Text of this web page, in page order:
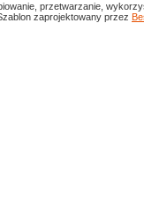
przetwarzanie,
zaprojektowany przez